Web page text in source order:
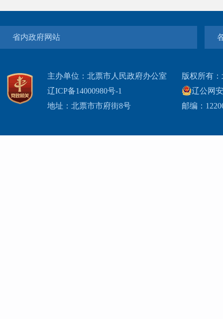
省内政府网站
主办单位：北票市人民政府办公室
辽ICP备14000980号-1
地址：北票市市府街8号
版权所有
辽公网
邮编：